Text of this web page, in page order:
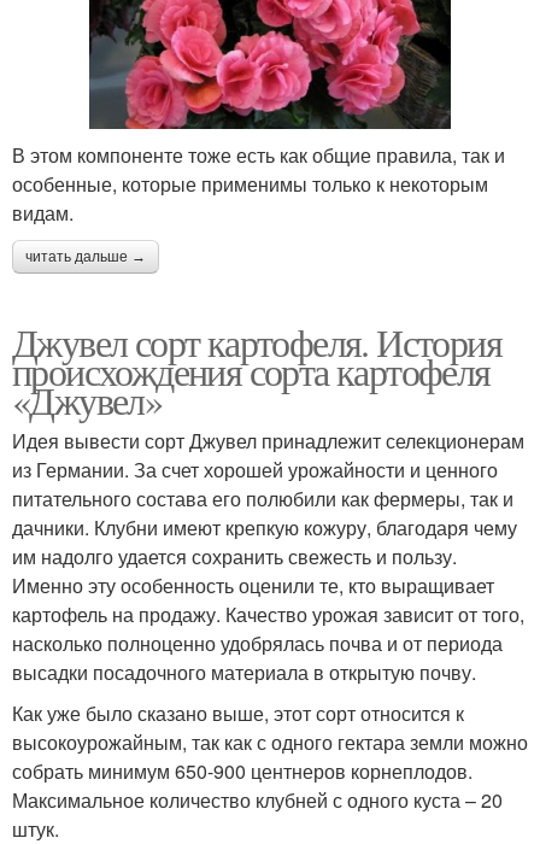
В этом компоненте тоже есть как общие правила, так и
особенные, которые применимы только к некоторым
видам.
читать дальше →
Джувел сорт картофеля. История
происхождения сорта картофеля
«Джувел»
Идея вывести сорт Джувел принадлежит селекционерам
из Германии. За счет хорошей урожайности и ценного
питательного состава его полюбили как фермеры, так и
дачники. Клубни имеют крепкую кожуру, благодаря чему
им надолго удается сохранить свежесть и пользу.
Именно эту особенность оценили те, кто выращивает
картофель на продажу. Качество урожая зависит от того,
насколько полноценно удобрялась почва и от периода
высадки посадочного материала в открытую почву.
Как уже было сказано выше, этот сорт относится к
высокоурожайным, так как с одного гектара земли можно
собрать минимум 650-900 центнеров корнеплодов.
Максимальное количество клубней с одного куста – 20
штук.